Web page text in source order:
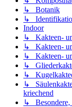
↳ Botanik
↳
Indoor
↳ Kakteen-
↳ Kakteen-
↳ Kakteen-
↳
↳
↳
kriechend
↳ Besondere,